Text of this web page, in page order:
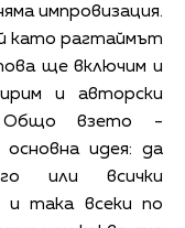
импровизация.
като рагтаймът
ще включим и
и авторски
Общо взето -
идея: да
или всички
и така всеки по